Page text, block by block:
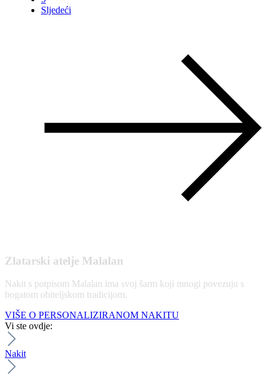
Sljedeći
Zlatarski atelje Malalan
Nakit s potpisom Malalan ima svoj šarm koji mnogi povezuju s
bogatom obiteljskom tradicijom.
VIŠE O PERSONALIZIRANOM NAKITU
Vi ste ovdje:
Nakit